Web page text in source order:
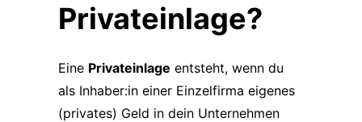
Privateinlage?
Eine Privateinlage entsteht, wenn du
als Inhaber:in einer Einzelfirma eigenes
(privates) Geld in dein Unternehmen